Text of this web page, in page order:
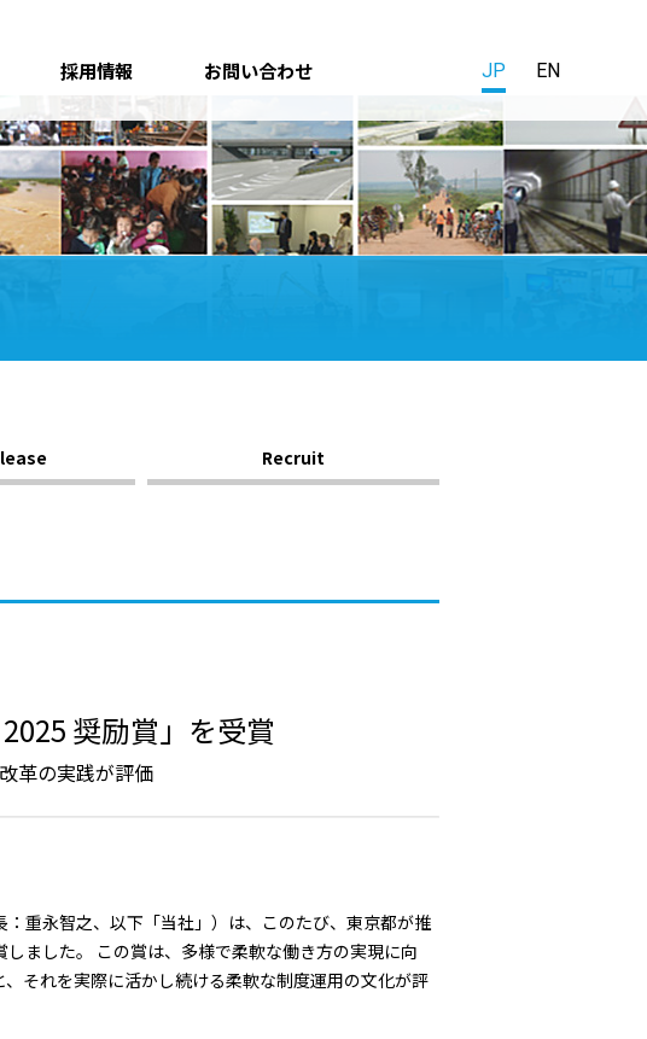
採用情報 お問い合わせ JP EN
Recruit
奨励賞」を受賞
革の実践が評価
重永智之、以下「当社」）は、このたび、東京都が推
ました。 この賞は、多様で柔軟な働き方の実現に向
それを実際に活かし続ける柔軟な制度運用の文化が評